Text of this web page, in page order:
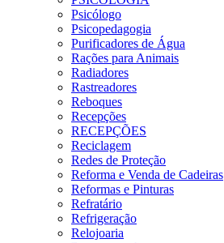
Psicólogo
Psicopedagogia
Purificadores de Água
Rações para Animais
Radiadores
Rastreadores
Reboques
Recepções
RECEPÇÕES
Reciclagem
Redes de Proteção
Reforma e Venda de Cadeiras
Reformas e Pinturas
Refratário
Refrigeração
Relojoaria